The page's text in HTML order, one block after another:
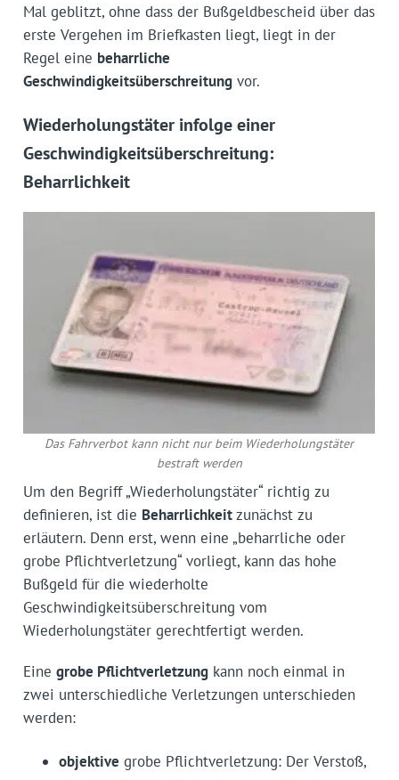
Mal geblitzt, ohne dass der Bußgeldbescheid über das
erste Vergehen im Briefkasten liegt, liegt in der
Regel eine beharrliche
Geschwindigkeitsüberschreitungvor.
Wiederholungstäter infolge einer
Geschwindigkeitsüberschreitung:
Beharrlichkeit
Das Fahrverbot kann nicht nur beim Wiederholungstäter
bestraft werden
Um den Begriff „Wiederholungstäter“ richtig zu
definieren, ist die Beharrlichkeitzunächst zu
erläutern. Denn erst, wenn eine „beharrliche oder
grobe Pflichtverletzung“ vorliegt, kann das hohe
Bußgeld für die wiederholte
Geschwindigkeitsüberschreitung vom
Wiederholungstäter gerechtfertigt werden.
Eine grobe Pflichtverletzungkann noch einmal in
zwei unterschiedliche Verletzungen unterschieden
werden:
objektive grobe Pflichtverletzung: Der Verstoß,